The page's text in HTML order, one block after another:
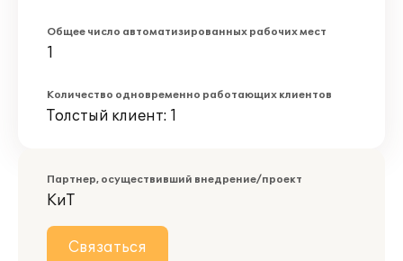
Общее число автоматизированных рабочих мест
1
Количество одновременно работающих клиентов
Толстый клиент: 1
Партнер, осуществивший внедрение/проект
КиТ
Связаться